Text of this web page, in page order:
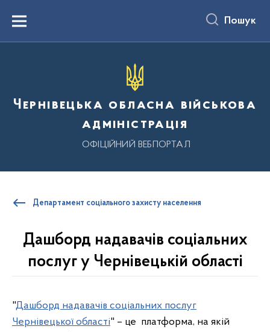
вмістуMenu Пошук
Чернівецька обласна військова
адміністрація
ОФІЦІЙНИЙ ВЕБПОРТАЛ
Департамент соціального захисту населення
Дашборд надавачів соціальних
послуг у Чернівецькій області
"Дашборд надавачів соціальних послуг
Чернівецької області" – це платформа, на якій